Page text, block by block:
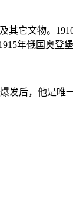
它文物。
年俄国奥登
发后，他是